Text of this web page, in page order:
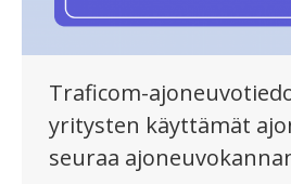
Traficom-
yritysten käyttämät
seuraa